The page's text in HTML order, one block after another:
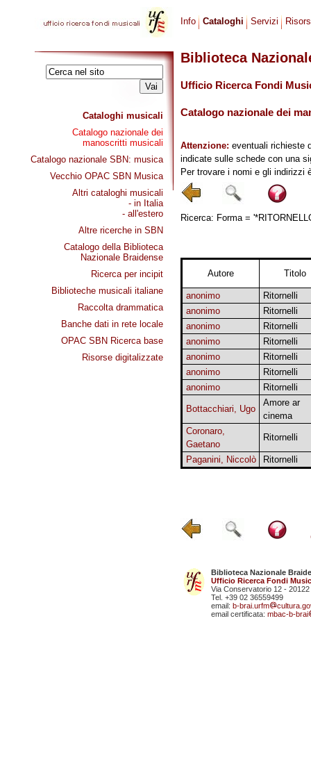
Cataloghi musicali
Catalogo nazionale dei
manoscritti musicali
Catalogo nazionale SBN: musica
Vecchio OPAC SBN Musica
Altri cataloghi musicali
- in Italia
- all'estero
Altre ricerche in SBN
Catalogo della Biblioteca
Nazionale Braidense
Ricerca per incipit
Biblioteche musicali italiane
Raccolta drammatica
Banche dati in rete locale
OPAC SBN Ricerca base
Risorse digitalizzate
Info Cataloghi Servizi
Biblioteca
Ufficio Ricerca Fondi
Catalogo nazionale dei
Attenzione: eventuali richieste
indicate sulle schede con una
Per trovare i nomi e gli indirizzi
Ricerca: Forma =
Autore Titolo
anonimo
Ritornelli
anonimo
Ritornelli
anonimo
Ritornelli
anonimo
Ritornelli
anonimo
Ritornelli
anonimo
Ritornelli
anonimo
Ritornelli
Bottacchiari, Ugo
Amore ar
cinema
Coronaro,
Gaetano
Ritornelli
Paganini, Niccolò Ritornelli
Biblioteca Nazionale
Ufficio Ricerca Fondi
Via Conservatorio 12 - 20122
Tel. +39 02 36559499
email: b-brai.urfm
email certificata: mbac-b-brai